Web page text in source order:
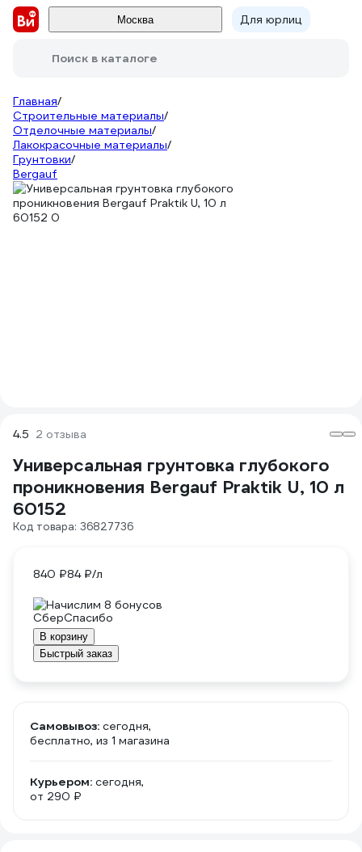
Москва Для юрлиц
Поиск в каталоге
Главная/
Строительные материалы/
Отделочные материалы/
Лакокрасочные материалы/
Грунтовки/
Bergauf
4.5 2 отзыва
Универсальная грунтовка глубокого
проникновения Bergauf Praktik U, 10 л
60152
Код товара: 36827736
840 ₽84 ₽/л
Начислим 8 бонусов
В корзину
Быстрый заказ
Самовывоз: сегодня,
бесплатно, из 1 магазина
Курьером: сегодня,
от 290 ₽